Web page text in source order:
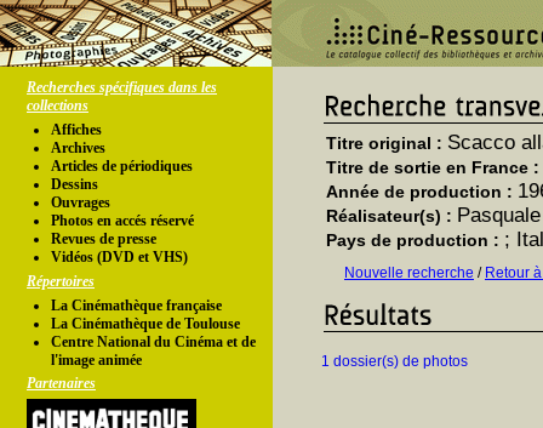
Recherches spécifiques dans les
collections
Affiches
Archives
Articles de périodiques
Dessins
Ouvrages
Photos en accés réservé
Revues de presse
Vidéos (DVD et VHS)
Répertoires
La Cinémathèque française
La Cinémathèque de Toulouse
Centre National du Cinéma et de
l'image animée
Partenaires
Titre original : Scacco
Titre de sortie en France :
Année de production :
Réalisateur(s) :
Pays de production : ;
Nouvelle recherche / Retour
1 dossier(s) de photos